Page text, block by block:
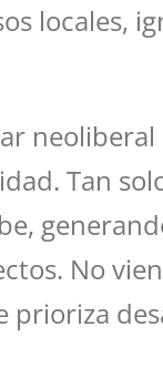
locales,
Tan
No